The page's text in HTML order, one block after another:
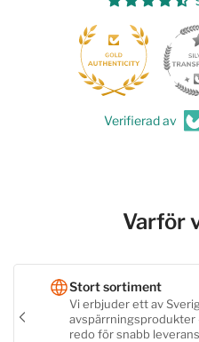
Verifierad av
Varför
Stort sortiment
Vi erbjuder ett av
avspärrningsprodukter
redo för snabb
Föregående